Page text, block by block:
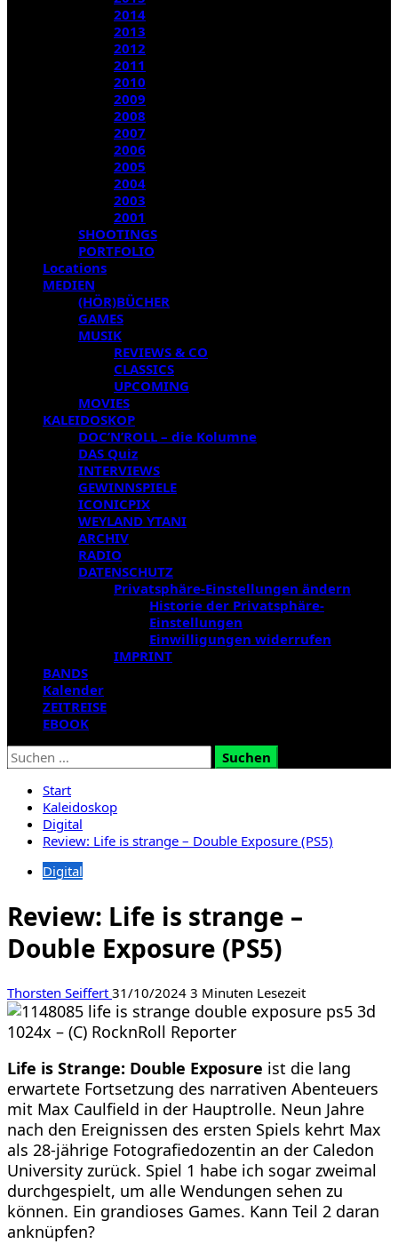
2014
2013
2012
2011
2010
2009
2008
2007
2006
2005
2004
2003
2001
SHOOTINGS
PORTFOLIO
Locations
MEDIEN
(HÖR)BÜCHER
GAMES
MUSIK
REVIEWS & CO
CLASSICS
UPCOMING
MOVIES
KALEIDOSKOP
DOC’N’ROLL – die Kolumne
DAS Quiz
INTERVIEWS
GEWINNSPIELE
ICONICPIX
WEYLAND YTANI
ARCHIV
RADIO
DATENSCHUTZ
Privatsphäre-Einstellungen ändern
Historie der Privatsphäre-
Einstellungen
Einwilligungen widerrufen
IMPRINT
BANDS
Kalender
ZEITREISE
EBOOK
Suchen
nach:
Start
Kaleidoskop
Digital
Review: Life is strange – Double Exposure (PS5)
Digital
Review: Life is strange –
Double Exposure (PS5)
Thorsten Seiffert 31/10/2024 3 Minuten Lesezeit
Life is Strange: Double Exposure ist die lang
erwartete Fortsetzung des narrativen Abenteuers
mit Max Caulfield in der Hauptrolle. Neun Jahre
nach den Ereignissen des ersten Spiels kehrt Max
als 28-jährige Fotografiedozentin an der Caledon
University zurück. Spiel 1 habe ich sogar zweimal
durchgespielt, um alle Wendungen sehen zu
können. Ein grandioses Games. Kann Teil 2 daran
anknüpfen?